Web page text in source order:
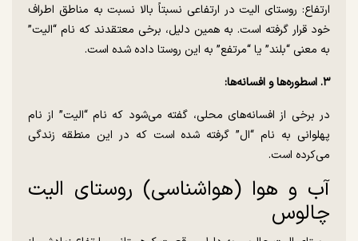
ارتفاع: روستای الیت در ارتفاعی نسبتاً بالا نسبت به مناطق اطراف
خود قرار گرفته است. به همین دلیل، برخی معتقدند که نام “الیت”
به معنی “بلند” یا “مرتفع” به این روستا داده شده است.
۳. اسطوره‌ها و افسانه‌ها:
در برخی از افسانه‌های محلی، گفته می‌شود که نام “الیت” از نام
پهلوانی به نام “ال” گرفته شده است که در این منطقه زندگی
می‌کرده است.
آب و هوا (هواشناسی) روستای الیت
چالوس